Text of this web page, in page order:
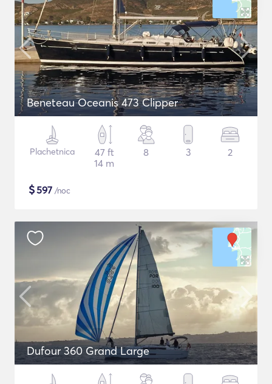
Beneteau Oceanis 473 Clipper
Plachetnica
47 ft
14 m
8 3 2
$597 /noc
Dufour 360 Grand Large